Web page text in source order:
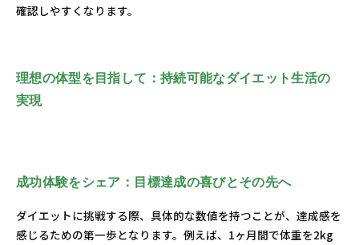
確認しやすくなります。
理想の体型を目指して：持続可能なダイエット生活の
実現
成功体験をシェア：目標達成の喜びとその先へ
ダイエットに挑戦する際、具体的な数値を持つことが、達成感を
感じるための第一歩となります。例えば、1ヶ月間で体重を2kg